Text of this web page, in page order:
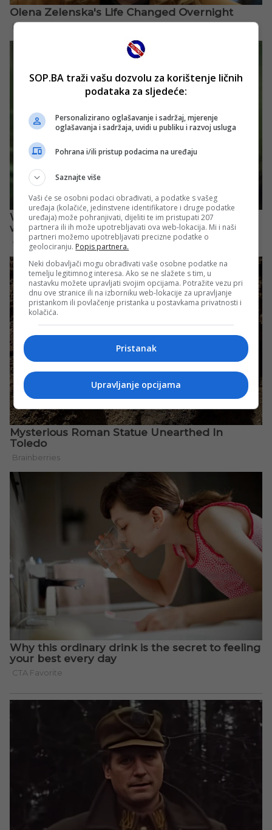
SOP.BA traži vašu dozvolu za korištenje ličnih
podataka za sljedeće:
Personalizirano oglašavanje i sadržaj, mjerenje
oglašavanja i sadržaja, uvidi u publiku i razvoj usluga
Pohrana i/ili pristup podacima na uređaju
Saznajte više
Vaši će se osobni podaci obrađivati, a podatke s vašeg
uređaja (kolačiće, jedinstvene identifikatore i druge podatke
uređaja) može pohranjivati, dijeliti te im pristupati 207
partnera ili ih može upotrebljavati ova web-lokacija. Mi i naši
partneri možemo upotrebljavati precizne podatke o
geolociranju. Popis partnera.
Neki dobavljači mogu obrađivati vaše osobne podatke na
temelju legitimnog interesa. Ako se ne slažete s tim, u
nastavku možete upravljati svojim opcijama. Potražite vezu pri
dnu ove stranice ili na izborniku web-lokacije za upravljanje
pristankom ili povlačenje pristanka u postavkama privatnosti i
kolačića.
Pristanak
Upravljanje opcijama